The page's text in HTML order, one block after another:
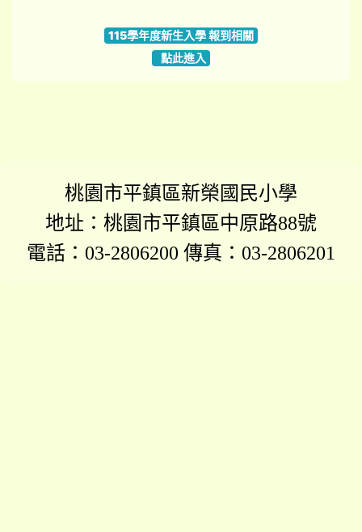
115學年度新生入學 報到相關
點此進入
桃園市平鎮區新榮國民小學
地址：桃園市平鎮區中原路88號
電話：03-2806200 傳真：03-2806201